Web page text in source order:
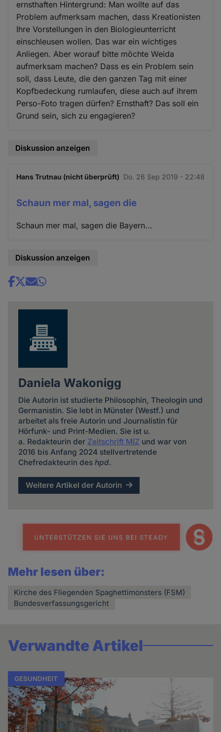
ernsthaften Hintergrund: Man wollte auf das
Problem aufmerksam machen, dass Kreationisten
Ihre Vorstellungen in den Biologieunterricht
einschleusen wollen. Das war ein wichtiges
Anliegen. Aber worauf bitte möchte Weida
aufmerksam machen? Dass es ein Problem sein
soll, dass Leute, die den ganzen Tag mit einer
Kopfbedeckung rumlaufen, diese auch auf ihrem
Perso-Foto tragen dürfen? Ernsthaft? Das soll ein
Grund sein, sich zu engagieren?
Diskussion anzeigen
Hans Trutnau (nicht überprüft) Do. 26 Sep 2019 - 22:48
Schaun mer mal, sagen die
Schaun mer mal, sagen die Bayern...
Diskussion anzeigen
Share
Daniela Wakonigg
Die Autorin ist studierte Philosophin, Theologin und
Germanistin. Sie lebt in Münster (Westf.) und
arbeitet als freie Autorin und Journalistin für
Hörfunk- und Print-Medien. Sie ist u.
a. Redakteurin der Zeitschrift MIZ und war von
2016 bis Anfang 2024 stellvertretende
Chefredakteurin des hpd.
Weitere Artikel der Autorin
Mehr lesen über:
Kirche des Fliegenden Spaghettimonsters (FSM)
Bundesverfassungsgericht
Verwandte Artikel
GESUNDHEIT